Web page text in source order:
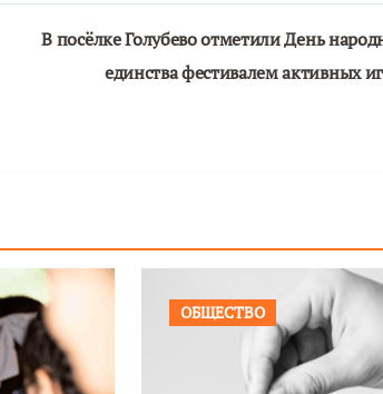
В посёлке Голубево отметили День
единства фестивалем активных
ОБЩЕСТВО